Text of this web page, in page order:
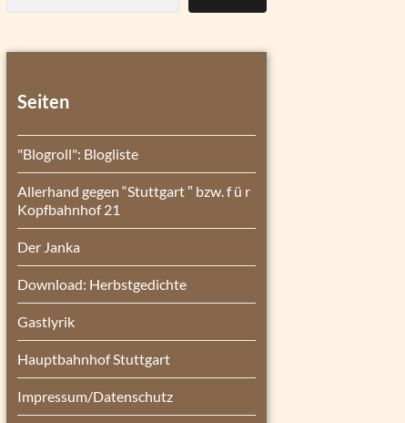
Seiten
"Blogroll": Blogliste
Allerhand gegen “Stuttgart ″ bzw. f ü r
Kopfbahnhof 21
Der Janka
Download: Herbstgedichte
Gastlyrik
Hauptbahnhof Stuttgart
Impressum/Datenschutz